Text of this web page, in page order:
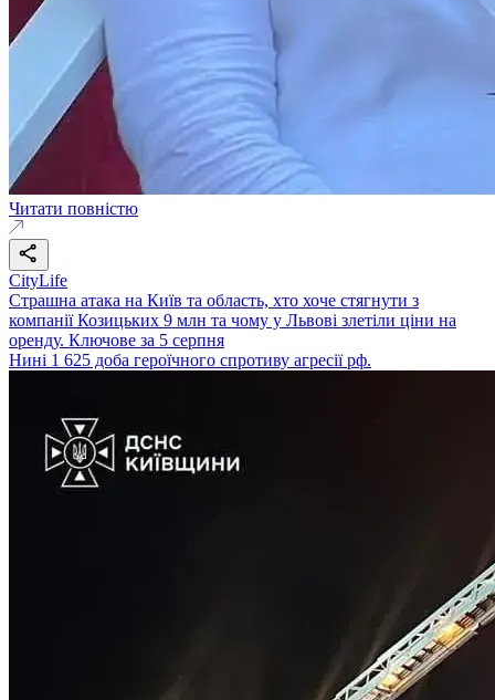
Читати повністю
CityLife
Страшна атака на Київ та область, хто хоче стягнути з
компанії Козицьких 9 млн та чому у Львові злетіли ціни на
оренду. Ключове за 5 серпня
Нині 1 625 доба героїчного спротиву агресії рф.